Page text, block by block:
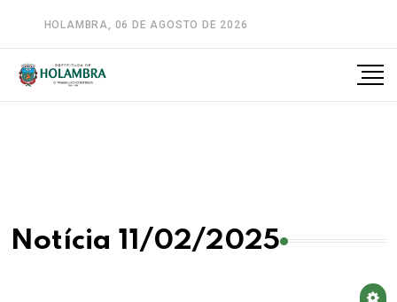
HOLAMBRA, 06 DE AGOSTO DE 2026
Notícia 11/02/2025